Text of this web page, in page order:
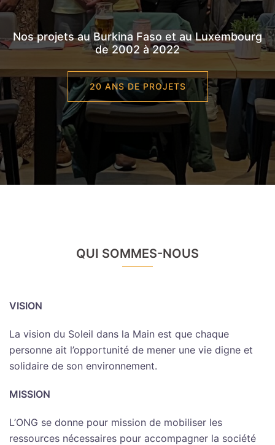
Nos projets au Burkina Faso et au Luxembourg
de 2002 à 2022
20 ANS DE PROJETS
QUI SOMMES-NOUS
VISION
La vision du Soleil dans la Main est que chaque
personne ait l’opportunité de mener une vie digne et
solidaire de son environnement.
MISSION
L’ONG se donne pour mission de mobiliser les
ressources nécessaires pour accompagner la société